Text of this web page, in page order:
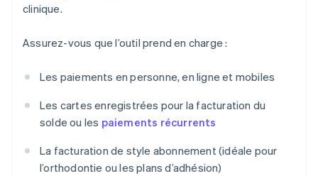
clinique.
Assurez-vous que l’outil prend en charge :
Les paiements en personne, en ligne et mobiles
Les cartes enregistrées pour la facturation du
solde ou les paiements récurrents
La facturation de style abonnement (idéale pour
l’orthodontie ou les plans d’adhésion)